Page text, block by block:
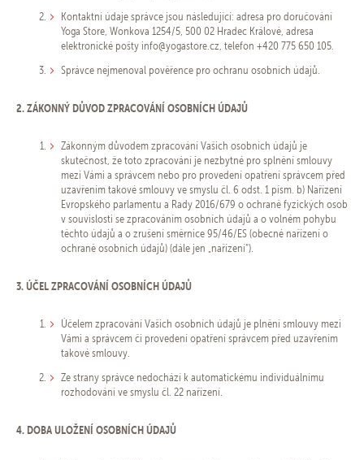
Kontaktní údaje správce jsou následující: adresa pro doručování
Yoga Store, Wonkova 1254/5, 500 02 Hradec Králové, adresa
elektronické pošty info@yogastore.cz, telefon +420 775 650 105.
Správce nejmenoval pověřence pro ochranu osobních údajů.
2. ZÁKONNÝ DŮVOD ZPRACOVÁNÍ OSOBNÍCH ÚDAJŮ
Zákonným důvodem zpracování Vašich osobních údajů je
skutečnost, že toto zpracování je nezbytné pro splnění smlouvy
mezi Vámi a správcem nebo pro provedení opatření správcem před
uzavřením takové smlouvy ve smyslu čl. 6 odst. 1 písm. b) Nařízení
Evropského parlamentu a Rady 2016/679 o ochraně fyzických osob
v souvislosti se zpracováním osobních údajů a o volném pohybu
těchto údajů a o zrušení směrnice 95/46/ES (obecné nařízení o
ochraně osobních údajů) (dále jen „nařízení“).
3. ÚČEL ZPRACOVÁNÍ OSOBNÍCH ÚDAJŮ
Účelem zpracování Vašich osobních údajů je plnění smlouvy mezi
Vámi a správcem či provedení opatření správcem před uzavřením
takové smlouvy.
Ze strany správce nedochází k automatickému individuálnímu
rozhodování ve smyslu čl. 22 nařízení.
4. DOBA ULOŽENÍ OSOBNÍCH ÚDAJŮ